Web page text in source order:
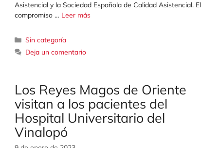
Asistencial y la Sociedad Española de Calidad Asistencial. El
compromiso … Leer más
Categorías
Sin categoría
Deja un comentario
Los Reyes Magos de Oriente
visitan a los pacientes del
Hospital Universitario del
Vinalopó